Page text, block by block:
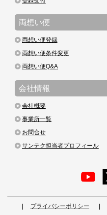
両想い便
両想い便登録
両想い便条件変更
両想い便Q&A
会社情報
会社概要
事業所一覧
お問合せ
サンテク担当者プロフィール
プライバシーポリシー